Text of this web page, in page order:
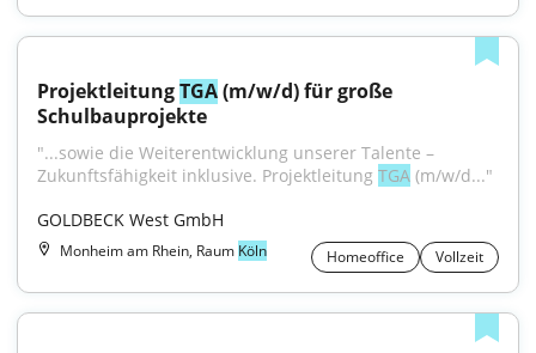
Projektleitung TGA (m/w/d) für große
Schulbauprojekte
"...sowie die Weiterentwicklung unserer Talente –
Zukunftsfähigkeit inklusive. Projektleitung TGA (m/w/d..."
GOLDBECK West GmbH
Monheim am Rhein, Raum Köln Homeoffice Vollzeit